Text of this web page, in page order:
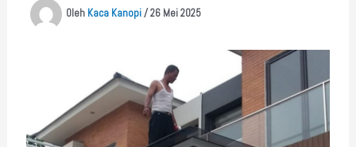
Oleh Kaca Kanopi/26 Mei 2025